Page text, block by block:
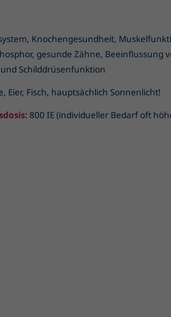
Knochengesundheit,
gesunde Zähne, Beeinflussung
Schilddrüsenfunktion
Eier, Fisch, hauptsächlich Sonnenlicht!
800 IE (individueller Bedarf oft